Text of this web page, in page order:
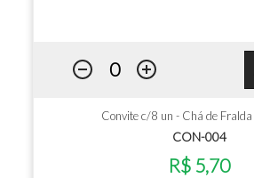
Convite c/8 un - Chá de
CON-004
R$ 5,70